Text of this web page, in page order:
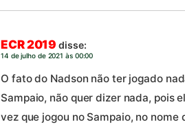
ECR 2019 disse:
14 de julho de 2021 às 00:00
O fato do Nadson não ter jogado
Sampaio, não quer dizer nada, pois
vez que jogou no Sampaio, no nome